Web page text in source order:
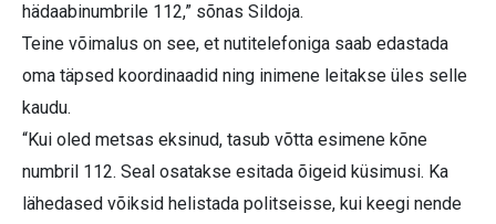
hädaabinumbrile 112,” sõnas Sildoja.
Teine võimalus on see, et nutitelefoniga saab edastada
oma täpsed koordinaadid ning inimene leitakse üles selle
kaudu.
“Kui oled metsas eksinud, tasub võtta esimene kõne
numbril 112. Seal osatakse esitada õigeid küsimusi. Ka
lähedased võiksid helistada politseisse, kui keegi nende